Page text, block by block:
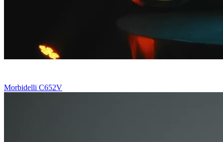
Morbidelli C652V